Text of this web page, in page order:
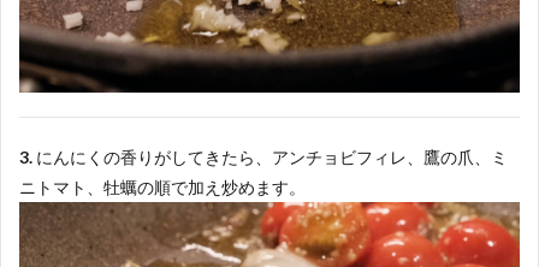
3. にんにくの香りがしてきたら、アンチョビフィレ、鷹の爪、ミ
ニトマト、牡蠣の順で加え炒めます。